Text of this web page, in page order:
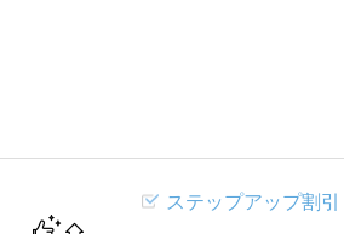
ステップアップ割引